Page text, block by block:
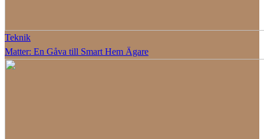
Teknik
Matter: En Gåva till Smart Hem Ägare